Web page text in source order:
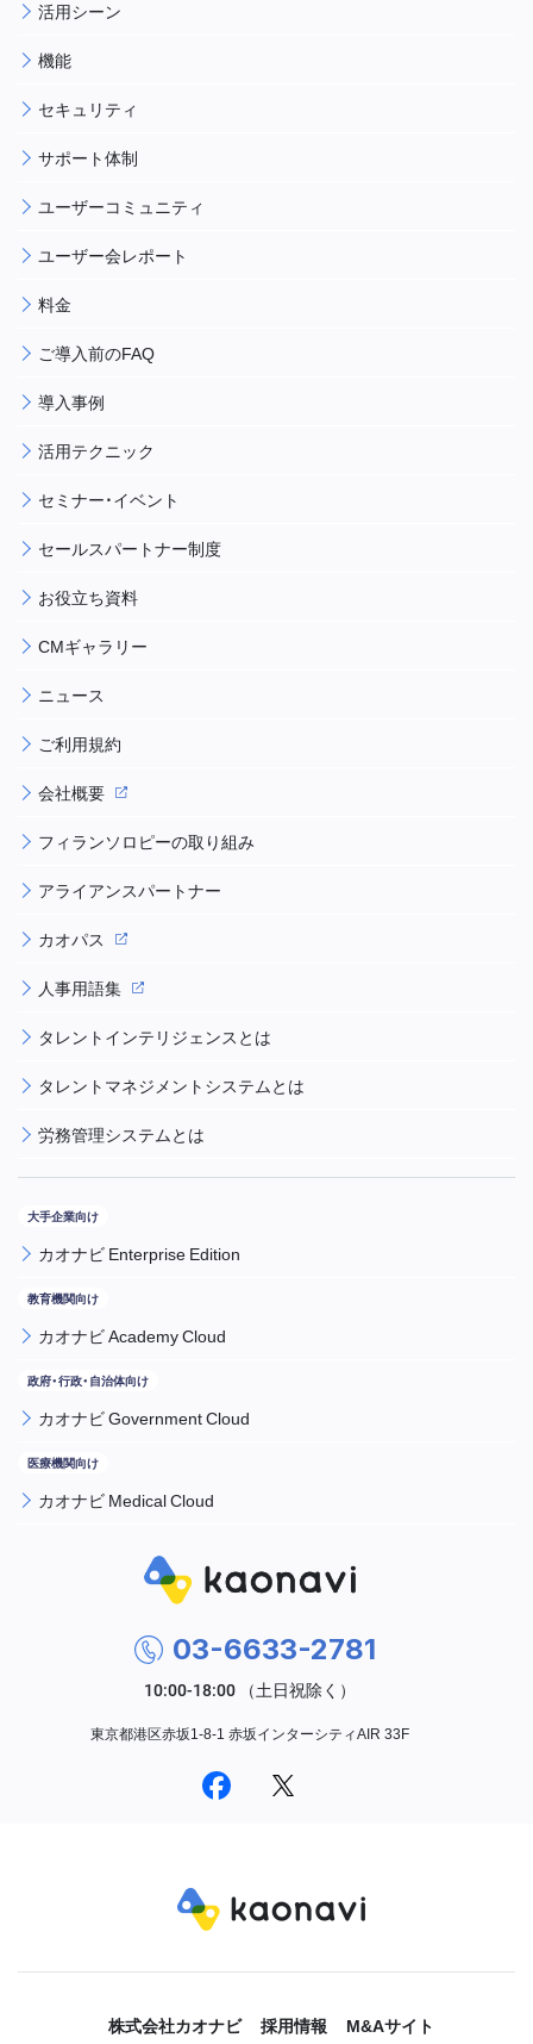
活用シーン
機能
セキュリティ
サポート体制
ユーザーコミュニティ
ユーザー会レポート
料金
ご導入前のFAQ
導入事例
活用テクニック
セミナー・イベント
セールスパートナー制度
お役立ち資料
CMギャラリー
ニュース
ご利用規約
会社概要
フィランソロピーの取り組み
アライアンスパートナー
カオパス
人事用語集
タレントインテリジェンスとは
タレントマネジメントシステムとは
労務管理システムとは
カオナビ Enterprise Edition
カオナビ Academy Cloud
カオナビ Government Cloud
カオナビ Medical Cloud
03-6633-2781
東京都港区赤坂1-8-1 赤坂インターシティAIR 33F
株式会社カオナビ 採用情報 M&Aサイト